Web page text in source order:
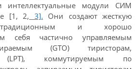
модули СИМ
[1, 2, 3]. Они создают жесткую
традиционным и хорошо
себя частично управляемым
(GTO) тиристорам,
(LPT), коммутируемым по